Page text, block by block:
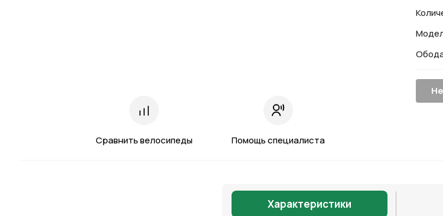
Сравнить велосипеды Помощь специалиста
Характеристики